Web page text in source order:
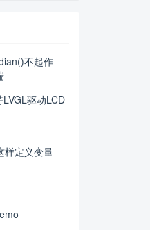
不起作
驱动LCD
样定义变量